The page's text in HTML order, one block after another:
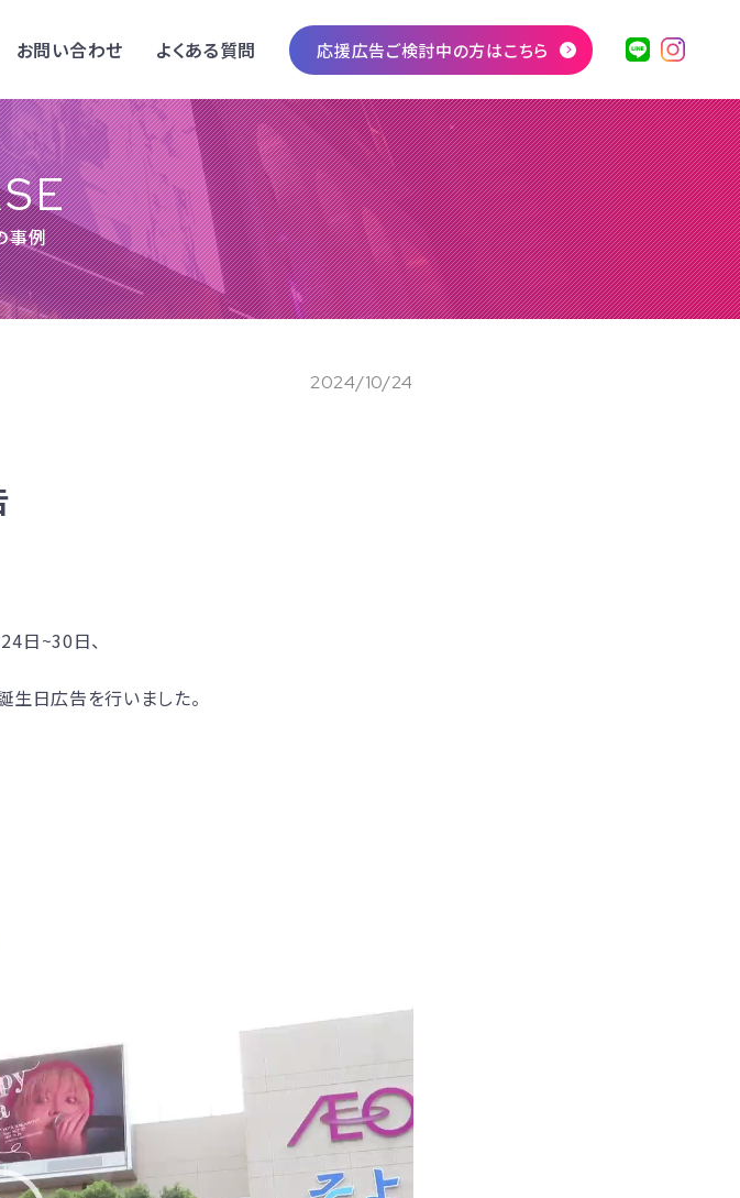
お問い合わせ よくある質問 応援広告ご検討中の方はこちら
事例
2024/10/24
日~30日、
日広告を行いました。